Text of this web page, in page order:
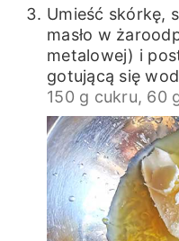
Umieść skórkę,
masło w
metalowej) i
gotującą się
150 g cukru, 60